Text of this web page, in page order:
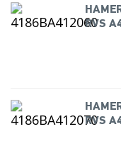
RVS
RVS